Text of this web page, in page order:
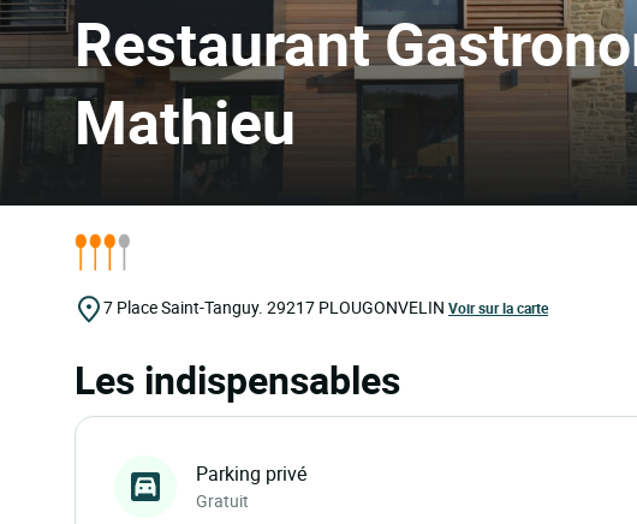
Restaurant
Mathieu
7 Place Saint-Tanguy. 29217 PLOUGONVELIN Voir sur la carte
Les indispensables
Parking privé
Gratuit